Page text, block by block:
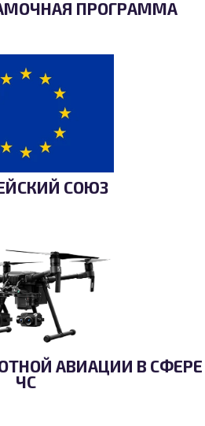
ПРОГРАММА
СОЮЗ
АВИАЦИИ В СФЕРЕ
ЧС